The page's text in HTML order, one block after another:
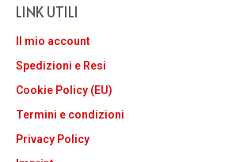
LINK UTILI
Il mio account
Spedizioni e Resi
Cookie Policy (EU)
Termini e condizioni
Privacy Policy